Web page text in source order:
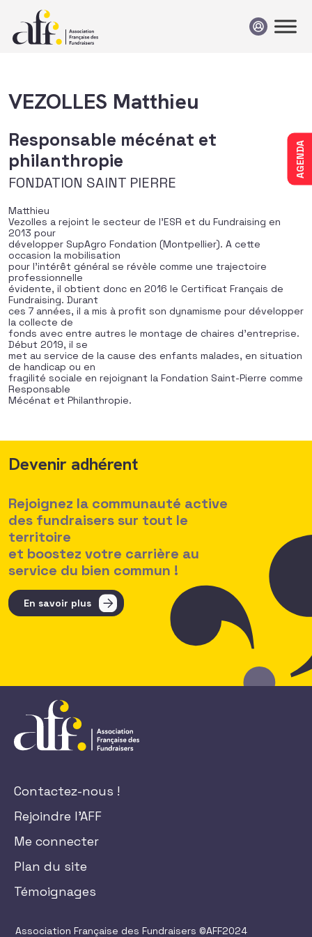
AGENDA
VEZOLLES Matthieu
Responsable mécénat et
philanthropie
FONDATION SAINT PIERRE
Matthieu
Vezolles a rejoint le secteur de l’ESR et du Fundraising en
2013 pour
développer SupAgro Fondation (Montpellier). A cette
occasion la mobilisation
pour l’intérêt général se révèle comme une trajectoire
professionnelle
évidente, il obtient donc en 2016 le Certificat Français de
Fundraising. Durant
ces 7 années, il a mis à profit son dynamisme pour développer
la collecte de
fonds avec entre autres le montage de chaires d’entreprise.
Début 2019, il se
met au service de la cause des enfants malades, en situation
de handicap ou en
fragilité sociale en rejoignant la Fondation Saint-Pierre comme
Responsable
Mécénat et Philanthropie.
Devenir adhérent
Rejoignez la communauté active
des fundraisers sur tout le
territoire
et boostez votre carrière au
service du bien commun !
En savoir plus
Contactez-nous !
Rejoindre l'AFF
Me connecter
Plan du site
Témoignages
Association Française des Fundraisers ©AFF2024